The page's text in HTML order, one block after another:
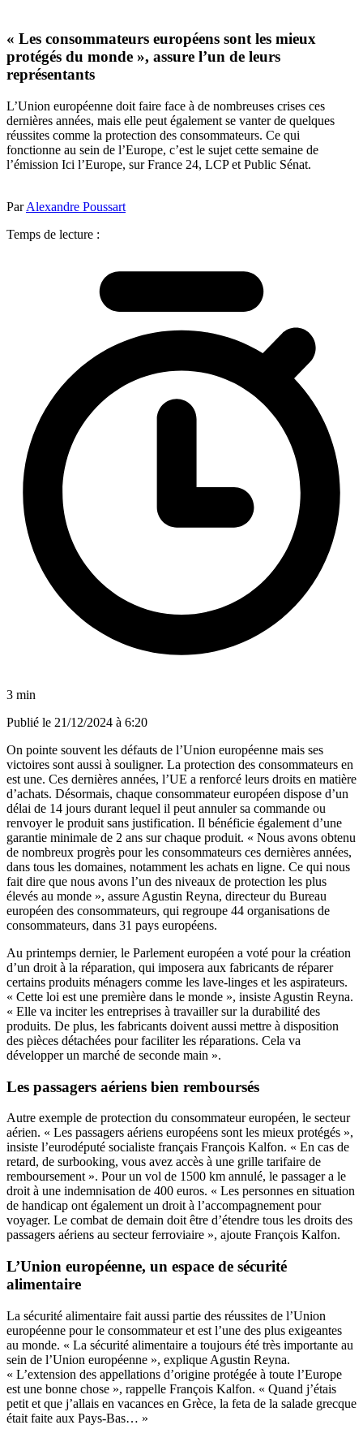
« Les consommateurs européens sont les mieux
protégés du monde », assure l’un de leurs
représentants
L’Union européenne doit faire face à de nombreuses crises ces
dernières années, mais elle peut également se vanter de quelques
réussites comme la protection des consommateurs. Ce qui
fonctionne au sein de l’Europe, c’est le sujet cette semaine de
l’émission Ici l’Europe, sur France 24, LCP et Public Sénat.
ParAlexandre Poussart
Temps de lecture :
3 min
Publié le 21/12/2024 à 6:20
On pointe souvent les défauts de l’Union européenne mais ses
victoires sont aussi à souligner. La protection des consommateurs en
est une. Ces dernières années, l’UE a renforcé leurs droits en matière
d’achats. Désormais, chaque consommateur européen dispose d’un
délai de 14 jours durant lequel il peut annuler sa commande ou
renvoyer le produit sans justification. Il bénéficie également d’une
garantie minimale de 2 ans sur chaque produit. « Nous avons obtenu
de nombreux progrès pour les consommateurs ces dernières années,
dans tous les domaines, notamment les achats en ligne. Ce qui nous
fait dire que nous avons l’un des niveaux de protection les plus
élevés au monde », assure Agustin Reyna, directeur du Bureau
européen des consommateurs, qui regroupe 44 organisations de
consommateurs, dans 31 pays européens.
Au printemps dernier, le Parlement européen a voté pour la création
d’un droit à la réparation, qui imposera aux fabricants de réparer
certains produits ménagers comme les lave-linges et les aspirateurs.
« Cette loi est une première dans le monde », insiste Agustin Reyna.
« Elle va inciter les entreprises à travailler sur la durabilité des
produits. De plus, les fabricants doivent aussi mettre à disposition
des pièces détachées pour faciliter les réparations. Cela va
développer un marché de seconde main ».
Les passagers aériens bien remboursés
Autre exemple de protection du consommateur européen, le secteur
aérien. « Les passagers aériens européens sont les mieux protégés »,
insiste l’eurodéputé socialiste français François Kalfon. « En cas de
retard, de surbooking, vous avez accès à une grille tarifaire de
remboursement ». Pour un vol de 1500 km annulé, le passager a le
droit à une indemnisation de 400 euros. « Les personnes en situation
de handicap ont également un droit à l’accompagnement pour
voyager. Le combat de demain doit être d’étendre tous les droits des
passagers aériens au secteur ferroviaire », ajoute François Kalfon.
L’Union européenne, un espace de sécurité
alimentaire
La sécurité alimentaire fait aussi partie des réussites de l’Union
européenne pour le consommateur et est l’une des plus exigeantes
au monde. « La sécurité alimentaire a toujours été très importante au
sein de l’Union européenne », explique Agustin Reyna.
« L’extension des appellations d’origine protégée à toute l’Europe
est une bonne chose », rappelle François Kalfon. « Quand j’étais
petit et que j’allais en vacances en Grèce, la feta de la salade grecque
était faite aux Pays-Bas… »